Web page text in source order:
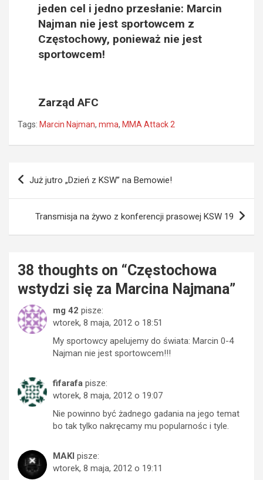
jeden cel i jedno przesłanie: Marcin
Najman nie jest sportowcem z
Częstochowy, ponieważ nie jest
sportowcem!
Zarząd AFC
Tags: Marcin Najman, mma, MMA Attack 2
Nawigacja
wpisu
Już jutro „Dzień z KSW” na Bemowie!
Transmisja na żywo z konferencji prasowej KSW 19
38 thoughts on “Częstochowa
wstydzi się za Marcina Najmana”
mg 42 pisze:
wtorek, 8 maja, 2012 o 18:51
My sportowcy apelujemy do świata: Marcin 0-4
Najman nie jest sportowcem!!!
fifarafa pisze:
wtorek, 8 maja, 2012 o 19:07
Nie powinno być żadnego gadania na jego temat
bo tak tylko nakręcamy mu popularnośc i tyle.
MAKI pisze:
wtorek, 8 maja, 2012 o 19:11